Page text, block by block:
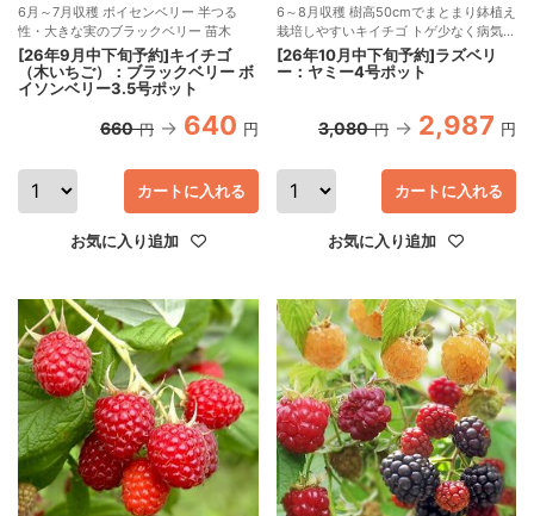
6月～7月収穫 ボイセンベリー 半つる
性・大きな実のブラックベリー 苗木
[26年9月中下旬予約]キイチゴ
（木いちご）：ブラックベリー ボ
イソンベリー3.5号ポット
660 円 640 円
お気に入り追加
カートに入れる
6～8月収穫 樹高50cmでまとまり鉢植え
栽培しやすいキイチゴ トゲ少なく病気に
強く豊産性
[26年10月中下旬予約]ラズベリ
ー：ヤミー4号ポット
3,080 円 2,987 円
お気に入り追加
カートに入れる